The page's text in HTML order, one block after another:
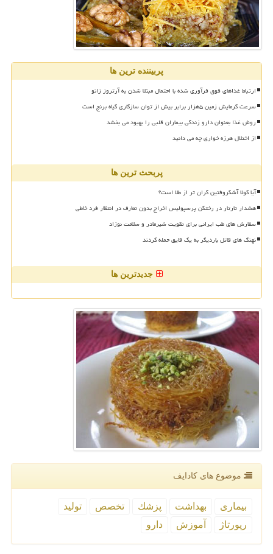
پربیننده ترین ها
ارتباط غذاهای فوق فرآوری شده با احتمال مبتلا شدن به آرتروز زانو
سرعت گرمایش زمین ۵هزار برابر بیش از توان سازگاری گیاه برنج است
روش غذا بعنوان دارو زندگی بیماران قلبی را بهبود می بخشد
از اختلال هرزه خواری چه می دانید
پربحث ترین ها
آیا کولا آشکروفتین گران تر از طلا است؟
هشدار تارتار در رختکن پرسپولیس اخراج بدون تعارف در انتظار فرد خاطی
سفارش های طب ایرانی برای تقویت شیرمادر و سلامت نوزاد
نهنگ های قاتل باردیگر به یک قایق حمله کردند
جدیدترین ها
موضوع های كادایف
بیماری بهداشت پزشك تخصص
تولید
رپورتاژ
آموزش دارو